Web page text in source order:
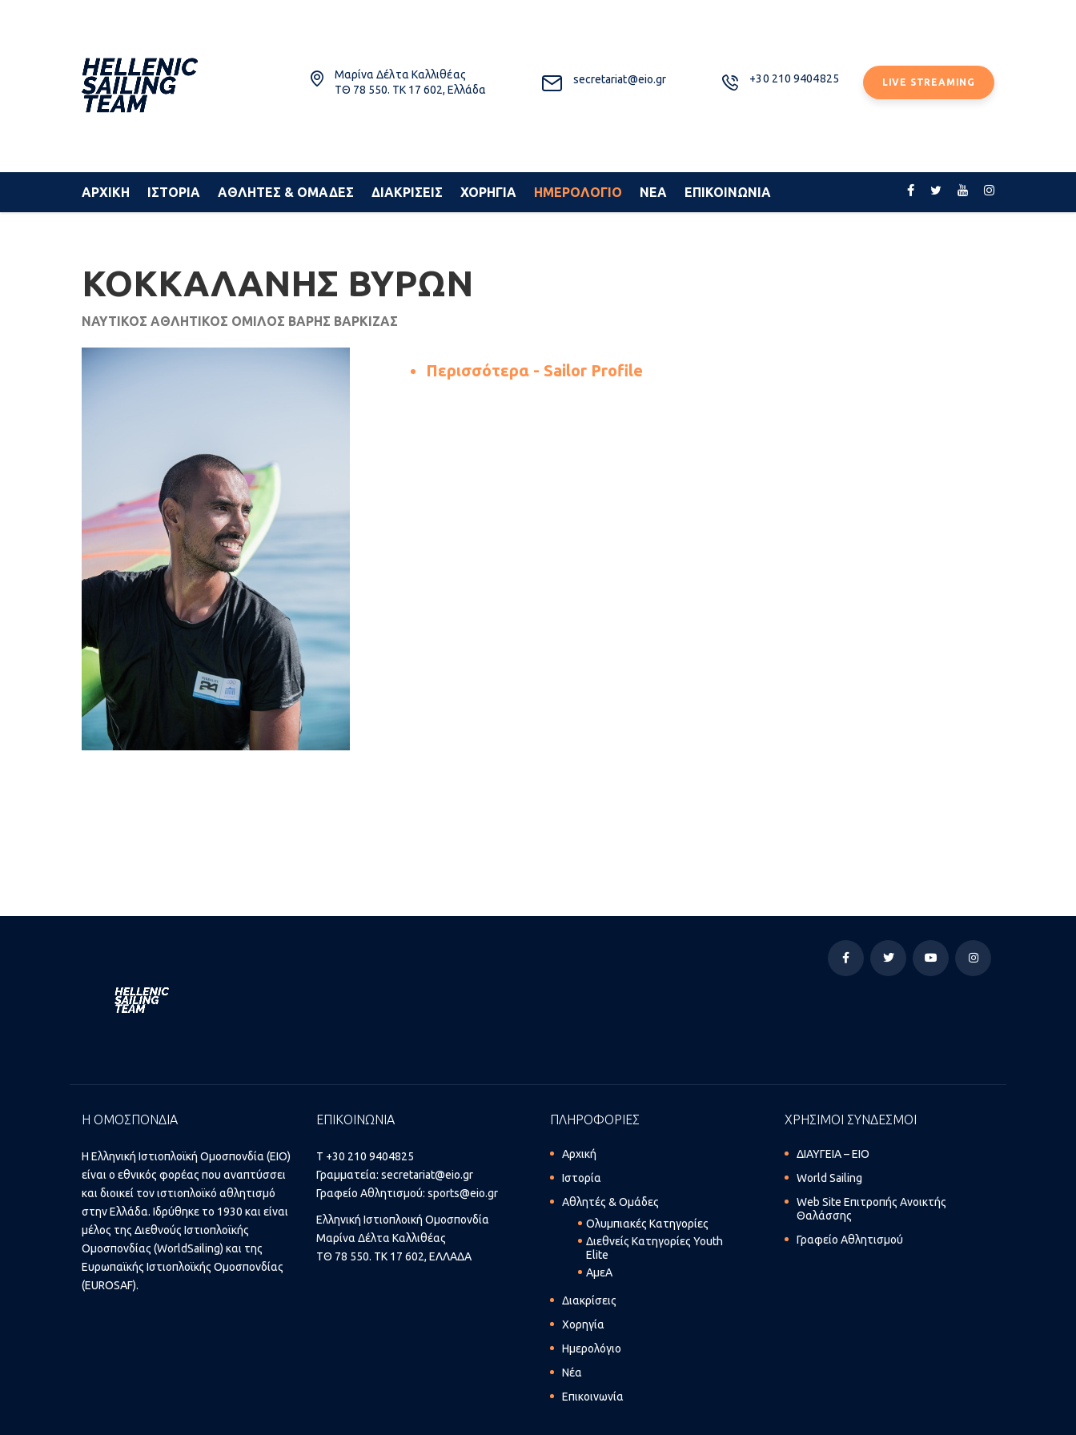
Μαρίνα Δέλτα Καλλιθέας
ΤΘ 78 550. ΤΚ 17 602, Ελλάδα
secretariat@eio.gr +30 210 9404825 LIVE STREAMING
ΑΡΧΙΚΗ ΙΣΤΟΡΙΑ ΑΘΛΗΤΕΣ & ΟΜΑΔΕΣ ΔΙΑΚΡΙΣΕΙΣ ΧΟΡΗΓΙΑ ΗΜΕΡΟΛΟΓΙΟ ΝΕΑ ΕΠΙΚΟΙΝΩΝΙΑ
ΚΟΚΚΑΛΑΝΗΣ ΒΥΡΩΝ
ΝΑΥΤΙΚΟΣ ΑΘΛΗΤΙΚΟΣ ΟΜΙΛΟΣ ΒΑΡΗΣ ΒΑΡΚΙΖΑΣ
Περισσότερα - Sailor Profile
Η ΟΜΟΣΠΟΝΔΙΑ
Η Ελληνική Ιστιοπλοϊκή Ομοσπονδία (ΕΙΟ)
είναι ο εθνικός φορέας που αναπτύσσει
και διοικεί τον ιστιοπλοϊκό αθλητισμό
στην Ελλάδα. Ιδρύθηκε το 1930 και είναι
μέλος της Διεθνούς Ιστιοπλοϊκής
Ομοσπονδίας (WorldSailing) και της
Ευρωπαϊκής Ιστιοπλοϊκής Ομοσπονδίας
(EUROSAF).
ΕΠΙΚΟΙΝΩΝΙΑ
T +30 210 9404825
Γραμματεία: secretariat@eio.gr
Γραφείο Αθλητισμού: sports@eio.gr
Ελληνική Ιστιοπλοική Ομοσπονδία
Μαρίνα Δέλτα Καλλιθέας
ΤΘ 78 550. ΤΚ 17 602, ΕΛΛΑΔΑ
ΠΛΗΡΟΦΟΡΙΕΣ
Αρχική
Ιστορία
Αθλητές & Ομάδες
Ολυμπιακές Κατηγορίες
Διεθνείς Κατηγορίες Youth
Elite
ΑμεΑ
Διακρίσεις
Χορηγία
Ημερολόγιο
Νέα
Επικοινωνία
ΧΡΗΣΙΜΟΙ ΣΥΝΔΕΣΜΟΙ
ΔΙΑΥΓΕΙΑ – ΕΙΟ
World Sailing
Web Site Επιτροπής Ανοικτής
Θαλάσσης
Γραφείο Αθλητισμού